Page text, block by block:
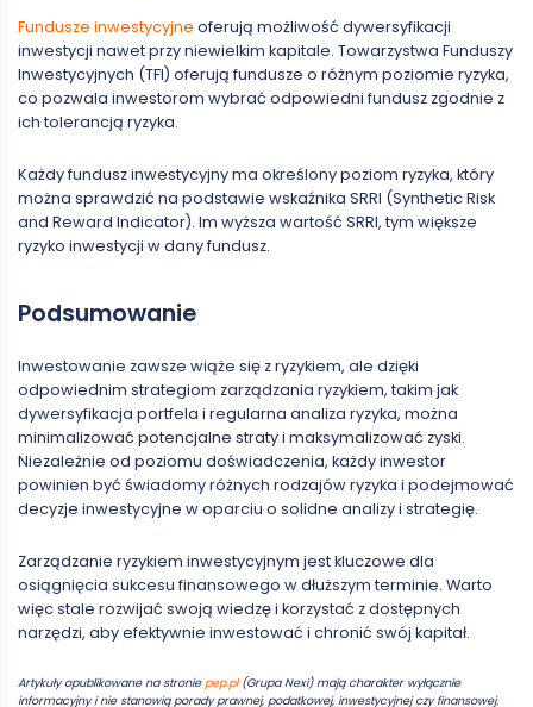
Fundusze inwestycyjne oferują możliwość dywersyfikacji
inwestycji nawet przy niewielkim kapitale. Towarzystwa Funduszy
Inwestycyjnych (TFI) oferują fundusze o różnym poziomie ryzyka,
co pozwala inwestorom wybrać odpowiedni fundusz zgodnie z
ich tolerancją ryzyka.
Każdy fundusz inwestycyjny ma określony poziom ryzyka, który
można sprawdzić na podstawie wskaźnika SRRI (Synthetic Risk
and Reward Indicator). Im wyższa wartość SRRI, tym większe
ryzyko inwestycji w dany fundusz.
Podsumowanie
Inwestowanie zawsze wiąże się z ryzykiem, ale dzięki
odpowiednim strategiom zarządzania ryzykiem, takim jak
dywersyfikacja portfela i regularna analiza ryzyka, można
minimalizować potencjalne straty i maksymalizować zyski.
Niezależnie od poziomu doświadczenia, każdy inwestor
powinien być świadomy różnych rodzajów ryzyka i podejmować
decyzje inwestycyjne w oparciu o solidne analizy i strategię.
Zarządzanie ryzykiem inwestycyjnym jest kluczowe dla
osiągnięcia sukcesu finansowego w dłuższym terminie. Warto
więc stale rozwijać swoją wiedzę i korzystać z dostępnych
narzędzi, aby efektywnie inwestować i chronić swój kapitał.
Artykuły opublikowane na stroniepep.pl(Grupa Nexi) mają charakter wyłącznie
informacyjny i nie stanowią porady prawnej, podatkowej, inwestycyjnej czy finansowej.